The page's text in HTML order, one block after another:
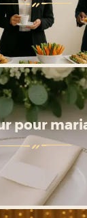
pour